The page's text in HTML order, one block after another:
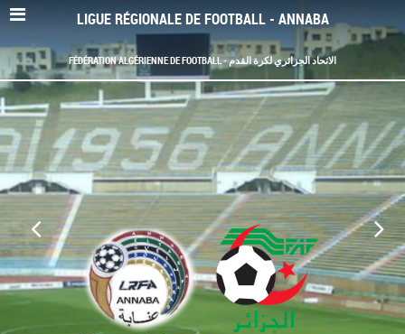
LIGUE RÉGIONALE DE FOOTBALL - ANNABA
FÉDÉRATION ALGÉRIENNE DE FOOTBALL - الاتحاد الجزائري لكرة القدم